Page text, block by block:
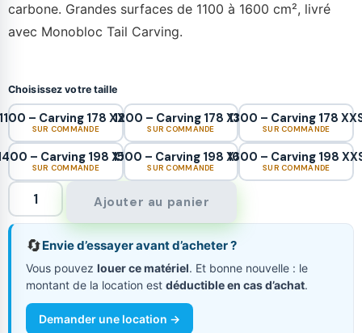
carbone. Grandes surfaces de 1100 à 1600 cm², livré
avec Monobloc Tail Carving.
Choisissez votre taille
– Carving 178 XXS
SUR COMMANDE
1200 – Carving 178 XXS
SUR COMMANDE
1300 – Carving 178
SUR COMMANDE
– Carving 198 XXS
SUR COMMANDE
1500 – Carving 198 XXS
SUR COMMANDE
1600 – Carving 198
SUR COMMANDE
Ajouter au panier
🔄Envie d’essayer avant d’acheter ?
Vous pouvez louer ce matériel. Et bonne nouvelle : le
montant de la location est déductible en cas d’achat.
Demander une location →